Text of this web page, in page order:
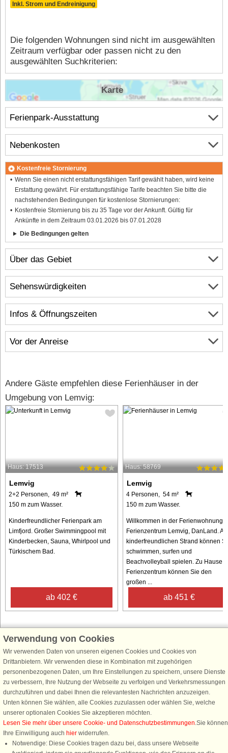
Inkl. Strom und Endreinigung
Die folgenden Wohnungen sind nicht im ausgewählten
Zeitraum verfügbar oder passen nicht zu den
ausgewählten Suchkriterien:
Über das Gebiet
Infos & Öffnungszeiten
Vor der Anreise
Ferienpark-Ausstattung
Nebenkosten
Kostenfreie Stornierung
Wenn Sie einen nicht erstattungsfähigen Tarif gewählt haben, wird keine
Erstattung gewährt. Für erstattungsfähige Tarife beachten Sie bitte die
nachstehenden Bedingungen für kostenlose Stornierungen:
Kostenfreie Stornierung bis zu 35 Tage vor der Ankunft. Gültig für
Ankünfte in dem Zeitraum 03.01.2026 bis 07.01.2028
Die Bedingungen gelten
Karte
Sehenswürdigkeiten
Andere Gäste empfehlen diese Ferienhäuser in der
Umgebung von Lemvig:
Haus: 17513
Lemvig
2+2 Personen, 49 m²
150 m zum Wasser.
Kinderfreundlicher Ferienpark am
Limfjord. Großer Swimmingpool mit
Kinderbecken, Sauna, Whirlpool und
Türkischem Bad.
ab 402 €
Haus: 58769
Lemvig
4 Personen, 54 m²
150 m zum Wasser.
Willkommen in der Ferienwohnung
Ferienzentrum Lemvig, DanLand.
kinderfreundlichen Strand können
schwimmen, surfen und
Beachvolleyball spielen. Zu Hause
Ferienzentrum können Sie den
großen ...
ab 451 €
Schließen Sie sich 100.000 Ferienhaus-Fans an
Erhalten Sie einenWillkommensgutschein von 25 € für Ihren nächsten
Ferienhausurlaub - melden Sie sich einfach für den DanCenter Newsletter
an. Verpassen Sie nie wieder exklusive Angebote, Gewinnspiele und
Urlaubstipps!
Newsletter abonnieren
Verwendung von Cookies
Wir verwenden Daten von unseren eigenen Cookies und Cookies von
Drittanbietern. Wir verwenden diese in Kombination mit zugehörigen
personenbezogenen Daten, um Ihre Einstellungen zu speichern, unsere Dienste
zu verbessern, Ihre Nutzung der Webseite zu verfolgen und Verkehrsmessungen
durchzuführen und dabei Ihnen die relevantesten Nachrichten anzuzeigen.
Unten können Sie wählen, alle Cookies zuzulassen oder wählen Sie, welche
unserer optionalen Cookies Sie akzeptieren möchten.
Lesen Sie mehr über unsere Cookie- und Datenschutzbestimmungen.Sie können
Ihre Einwilligung auch hier widerrufen.
Notwendige: Diese Cookies tragen dazu bei, dass unsere Webseite